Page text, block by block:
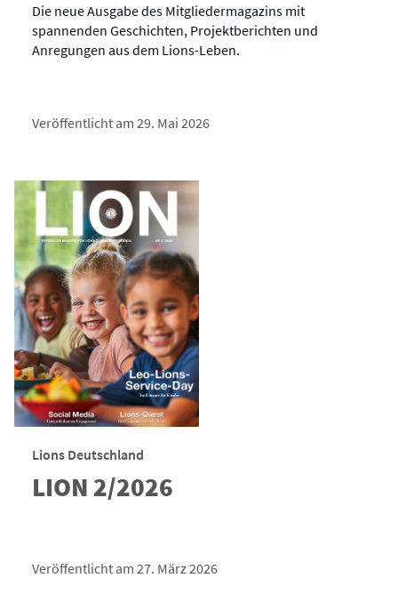
Die neue Ausgabe des Mitgliedermagazins mit
spannenden Geschichten, Projektberichten und
Anregungen aus dem Lions-Leben.
Veröffentlicht am 29. Mai 2026
Lions Deutschland
LION 2/2026
Veröffentlicht am 27. März 2026